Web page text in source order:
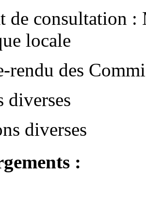
de consultation :
locale
rendu des
diverses
diverses
: